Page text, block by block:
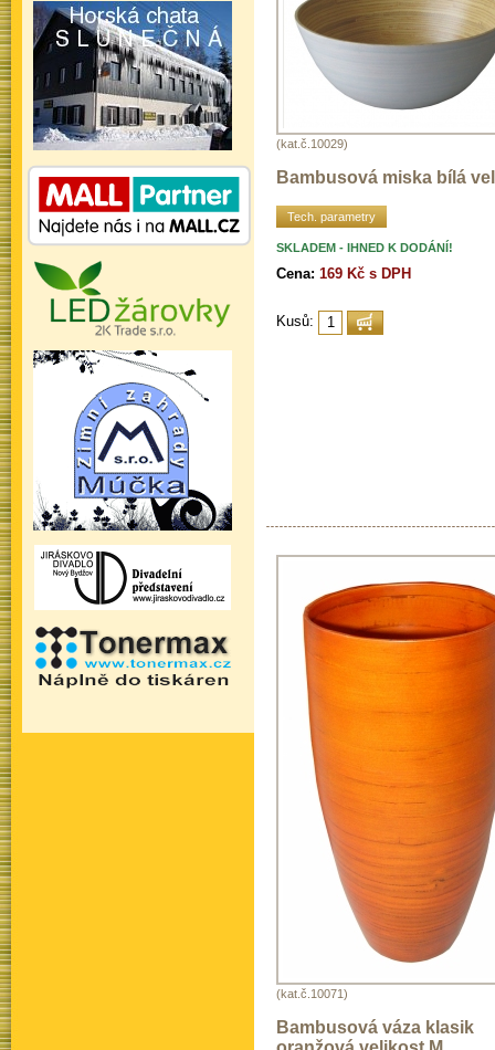
(kat.č.10029)
Bambusová miska bílá
Tech. parametry
SKLADEM - IHNED K DODÁNÍ!
Cena: 169 Kč s DPH
Kusů:
(kat.č.10071)
Bambusová váza klasik